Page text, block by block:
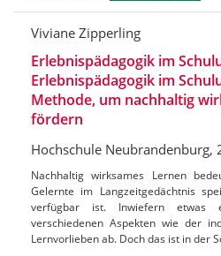
Viviane Zipperling
Erlebnispädagogik im
Erlebnispädagogik im
Methode, um nachhaltig
fördern
Hochschule Neubrandenburg,
Nachhaltig wirksames Lernen
Gelernte im Langzeitgedächtnis
verfügbar ist. Inwiefern etwas
verschiedenen Aspekten wie der
Lernvorlieben ab. Doch das ist in der